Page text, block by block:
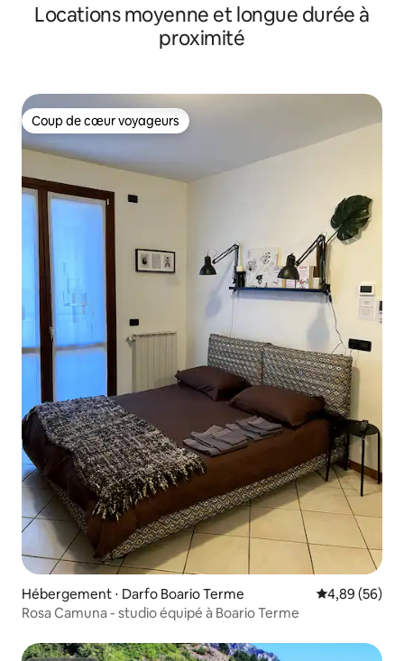
Locations moyenne et longue durée à
proximité
Coup de cœur voyageurs
Coup de cœur voyageurs
Hébergement ⋅ Darfo Boario Terme Évaluation
4,89 (56)
Rosa Camuna - studio équipé à Boario Terme